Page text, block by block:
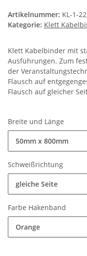
Artikelnummer: KL-1-
Kategorie: Klett
Klett Kabelbinder mit
Ausführungen. Zum
der
Flausch auf
Flausch auf gleicher
Breite und Länge
50mm x 800mm
Schweißrichtung
gleiche Seite
Farbe Hakenband
Orange